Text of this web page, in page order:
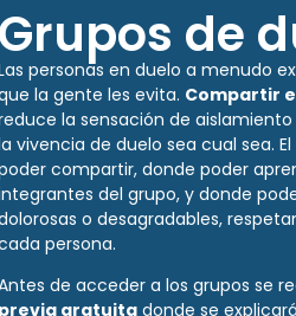
Grupos de
personas en duelo a menudo
la gente les evita. Compartir
la sensación de
vivencia de duelo sea cual sea.
compartir, donde poder
del grupo, y donde
o desagradables,
persona.
de acceder a los grupos se
previa gratuita donde se